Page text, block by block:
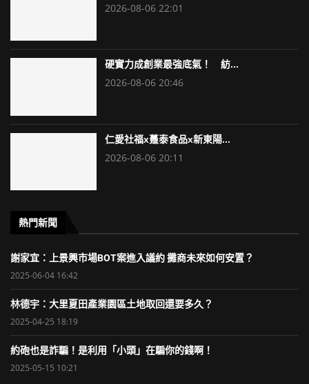
2026-08-06 22:01
硬實力成創業最強底氣！ 紡...
2026-08-06 20:46
仁愛社福x躉泰食品x新東陽...
2026-08-06 20:11
熱門新聞
謝家宜：上景興市場BOT案進入議約 攤商未來如何安置？
2025-06-04 16:42
林德宇：大里夏田產業園區土地取回還要多久？
2025-04-25 18:19
約砲也是詐騙！是利用「小頭」在騙你的錢啊！
2025-05-15 10:21